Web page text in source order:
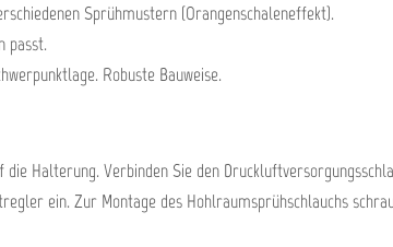
Sprühmustern (Orangenschaleneffekt).
passt.
Robuste Bauweise.
Halterung. Verbinden Sie den
ein. Zur Montage des Hohlraumsprühschlauchs